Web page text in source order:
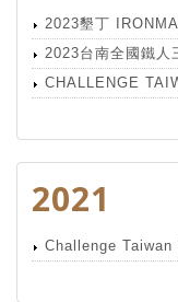
2023墾丁
2023台南全國鐵人
CHALLENGE
2021
Challenge Taiwan